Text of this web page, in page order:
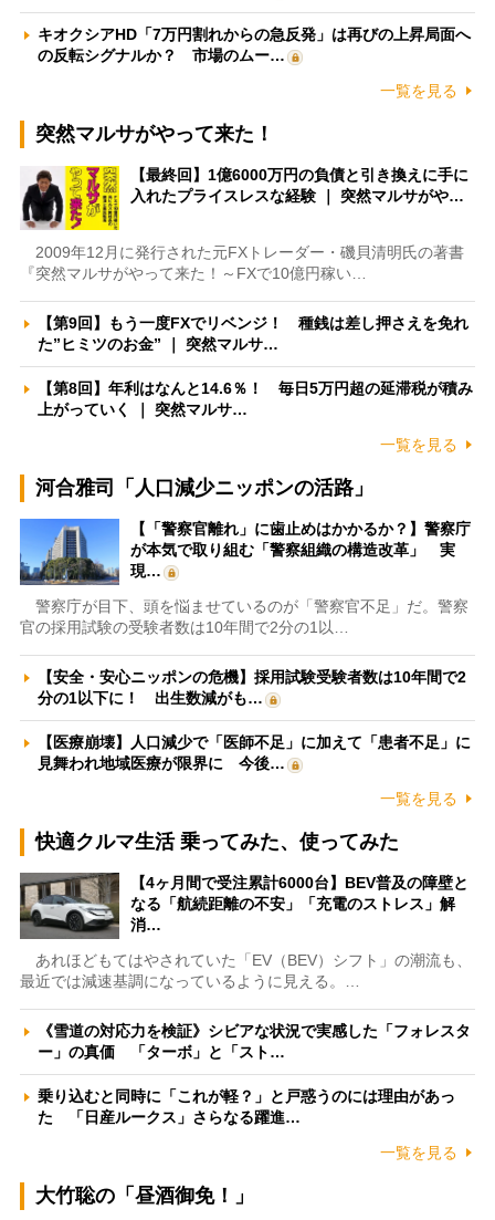
キオクシアHD「7万円割れからの急反発」は再びの上昇局面へ
の反転シグナルか？ 市場のムー…
一覧を見る
突然マルサがやって来た！
【最終回】1億6000万円の負債と引き換えに手に
入れたプライスレスな経験 ｜ 突然マルサがや…
2009年12月に発行された元FXトレーダー・磯貝清明氏の著書
『突然マルサがやって来た！～FXで10億円稼い…
【第9回】もう一度FXでリベンジ！ 種銭は差し押さえを免れ
た”ヒミツのお金” ｜ 突然マルサ…
【第8回】年利はなんと14.6％！ 毎日5万円超の延滞税が積み
上がっていく ｜ 突然マルサ…
一覧を見る
河合雅司「人口減少ニッポンの活路」
【「警察官離れ」に歯止めはかかるか？】警察庁
が本気で取り組む「警察組織の構造改革」 実
現…
警察庁が目下、頭を悩ませているのが「警察官不足」だ。警察
官の採用試験の受験者数は10年間で2分の1以…
【安全・安心ニッポンの危機】採用試験受験者数は10年間で2
分の1以下に！ 出生数減がも…
【医療崩壊】人口減少で「医師不足」に加えて「患者不足」に
見舞われ地域医療が限界に 今後…
一覧を見る
快適クルマ生活 乗ってみた、使ってみた
【4ヶ月間で受注累計6000台】BEV普及の障壁と
なる「航続距離の不安」「充電のストレス」解
消…
あれほどもてはやされていた「EV（BEV）シフト」の潮流も、
最近では減速基調になっているように見える。…
《雪道の対応力を検証》シビアな状況で実感した「フォレスタ
ー」の真価 「ターボ」と「スト…
乗り込むと同時に「これが軽？」と戸惑うのには理由があっ
た 「日産ルークス」さらなる躍進…
一覧を見る
大竹聡の「昼酒御免！」